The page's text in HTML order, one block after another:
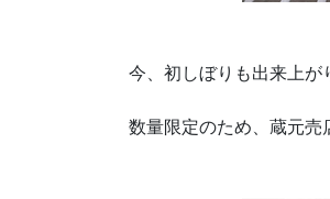
今、初しぼりも出来上が
数量限定のため、蔵元売